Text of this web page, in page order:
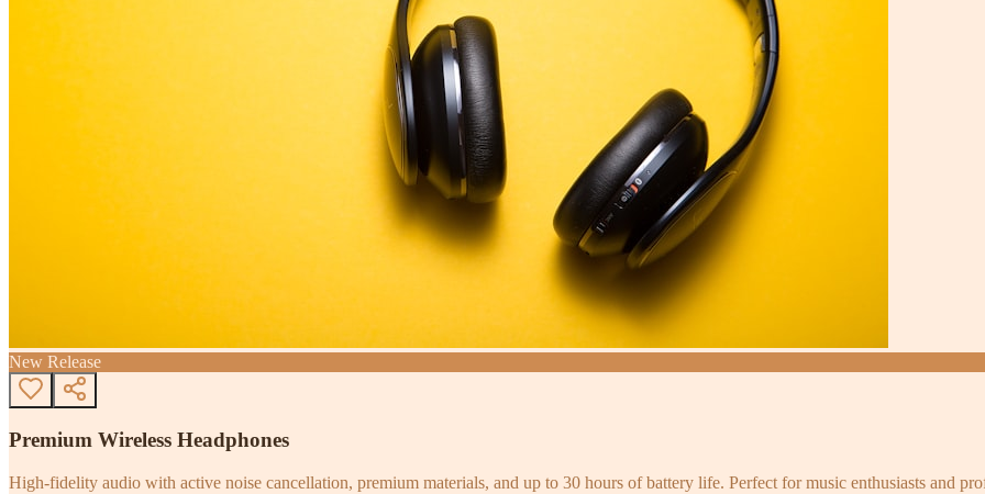
New Release
Premium Wireless Headphones
High-fidelity audio with active noise cancellation, premium materials, and up to 30 hours of battery life. Perfect for music enthusiasts and